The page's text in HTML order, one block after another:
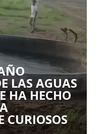
LAS AGUAS
HA HECHO
CURIOSOS